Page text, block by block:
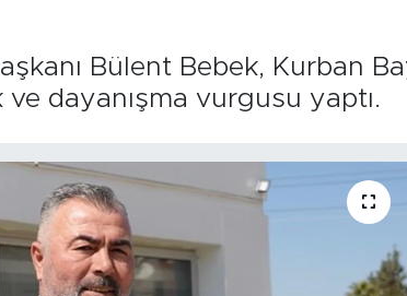
Bülent Bebek, Kurban
dayanışma vurgusu yaptı.